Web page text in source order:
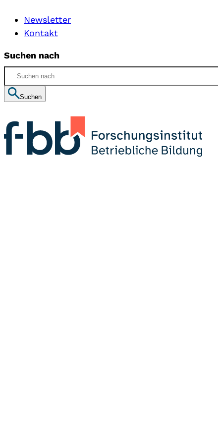
Newsletter
Kontakt
Suchen nach
Suchen